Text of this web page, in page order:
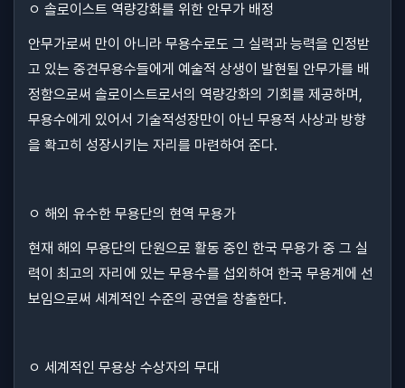
ㅇ 솔로이스트 역량강화를 위한 안무가 배정
안무가로써 만이 아니라 무용수로도 그 실력과 능력을 인정받
고 있는 중견무용수들에게 예술적 상생이 발현될 안무가를 배
정함으로써 솔로이스트로서의 역량강화의 기회를 제공하며,
무용수에게 있어서 기술적성장만이 아닌 무용적 사상과 방향
을 확고히 성장시키는 자리를 마련하여 준다.
ㅇ 해외 유수한 무용단의 현역 무용가
현재 해외 무용단의 단원으로 활동 중인 한국 무용가 중 그 실
력이 최고의 자리에 있는 무용수를 섭외하여 한국 무용계에 선
보임으로써 세계적인 수준의 공연을 창출한다.
ㅇ 세계적인 무용상 수상자의 무대